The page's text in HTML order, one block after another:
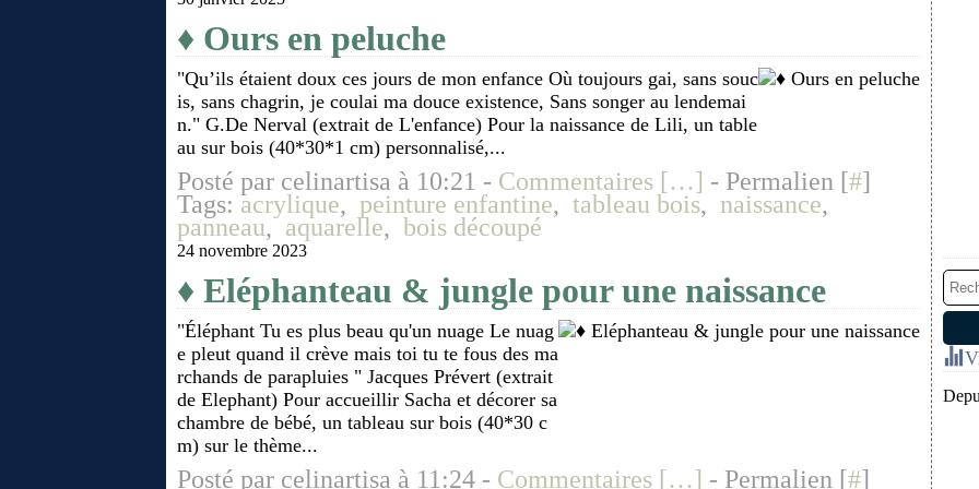
♦ Ours en peluche
"Qu’ils étaient doux ces jours de mon enfance Où toujours gai, sans souc
is, sans chagrin, je coulai ma douce existence, Sans songer au lendemai
n." G.De Nerval (extrait de L'enfance) Pour la naissance de Lili, un table
au sur bois (40*30*1 cm) personnalisé,...
Posté par celinartisa à 10:21 - Commentaires […] - Permalien [#]
Tags: acrylique, peinture enfantine, tableau bois, naissance,
panneau, aquarelle, bois découpé
24 novembre 2023
♦ Eléphanteau & jungle pour une naissance
"Éléphant Tu es plus beau qu'un nuage Le nuag
e pleut quand il crève mais toi tu te fous des ma
rchands de parapluies " Jacques Prévert (extrait
de Elephant) Pour accueillir Sacha et décorer sa
chambre de bébé, un tableau sur bois (40*30 c
m) sur le thème...
Posté par celinartisa à 11:24 - Commentaires […] - Permalien [#]